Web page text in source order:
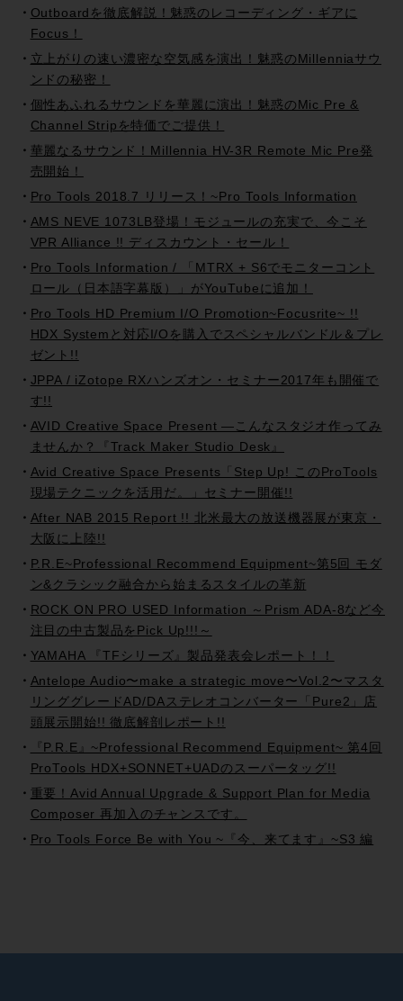
Outboardを徹底解説！魅惑のレコーディング・ギアに
Focus！
立上がりの速い濃密な空気感を演出！魅惑のMillenniaサウ
ンドの秘密！
個性あふれるサウンドを華麗に演出！魅惑のMic Pre &
Channel Stripを特価でご提供！
華麗なるサウンド！Millennia HV-3R Remote Mic Pre発
売開始！
Pro Tools 2018.7 リリース！~Pro Tools Information
AMS NEVE 1073LB登場！モジュールの充実で、今こそ
VPR Alliance !! ディスカウント・セール！
Pro Tools Information / 「MTRX + S6でモニターコント
ロール（日本語字幕版）」がYouTubeに追加！
Pro Tools HD Premium I/O Promotion~Focusrite~ !!
HDX Systemと対応I/Oを購入でスペシャルバンドル＆プレ
ゼント!!
JPPA / iZotope RXハンズオン・セミナー2017年も開催で
す!!
AVID Creative Space Present —こんなスタジオ作ってみ
ませんか？『Track Maker Studio Desk』
Avid Creative Space Presents「Step Up! このProTools
現場テクニックを活用だ。」セミナー開催!!
After NAB 2015 Report !! 北米最大の放送機器展が東京・
大阪に上陸!!
P.R.E~Professional Recommend Equipment~第5回 モダ
ン&クラシック融合から始まるスタイルの革新
ROCK ON PRO USED Information ～Prism ADA-8など今
注目の中古製品をPick Up!!!～
YAMAHA 『TFシリーズ』製品発表会レポート！！
Antelope Audio〜make a strategic move〜Vol.2〜マスタ
リンググレードAD/DAステレオコンバーター「Pure2」店
頭展示開始!! 徹底解剖レポート!!
『P.R.E』~Professional Recommend Equipment~ 第4回
ProTools HDX+SONNET+UADのスーパータッグ!!
重要！Avid Annual Upgrade & Support Plan for Media
Composer 再加入のチャンスです。
Pro Tools Force Be with You ~『今、来てます』~S3 編